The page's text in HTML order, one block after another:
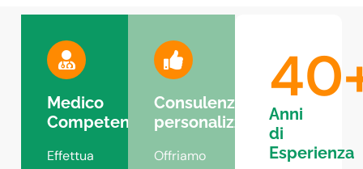
Medico
Competente
Effettua
Consulenza
personalizzata
Offriamo
40
Anni
di
Esperienza